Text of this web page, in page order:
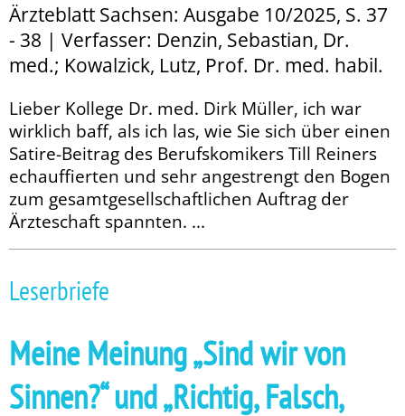
Ärzteblatt Sachsen: Ausgabe 10/2025, S. 37
- 38 | Verfasser: Denzin, Sebastian, Dr.
med.; Kowalzick, Lutz, Prof. Dr. med. habil.
Lieber Kollege Dr. med. Dirk Müller, ich war
wirklich baff, als ich las, wie Sie sich über einen
Satire-Beitrag des Berufskomikers Till Reiners
echauffierten und sehr angestrengt den Bogen
zum gesamtgesellschaftlichen Auftrag der
Ärzteschaft spannten. ...
Leserbriefe
Meine Meinung „Sind wir von
Sinnen?“ und „Richtig, Falsch,